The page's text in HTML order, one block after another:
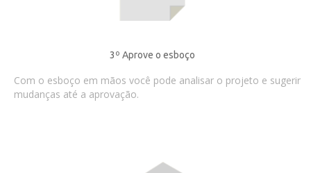
3º Aprove o esboço
Com o esboço em mãos você pode analisar o projeto e sugerir
mudanças até a aprovação.